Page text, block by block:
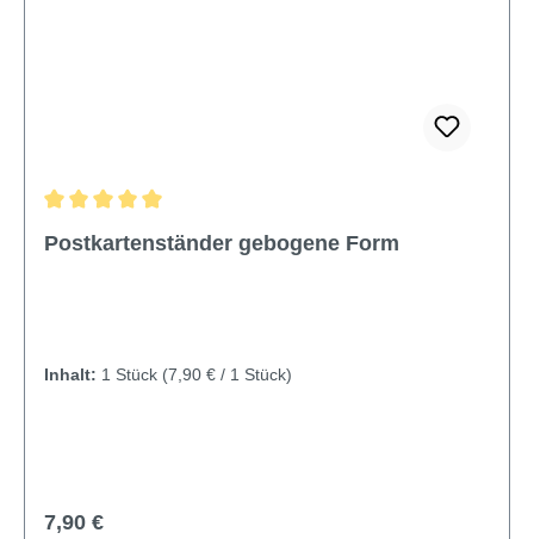
Postkartenständer gebogene Form
Inhalt: 1 Stück (7,90 € / 1 Stück)
Regulärer Preis:
7,90 €